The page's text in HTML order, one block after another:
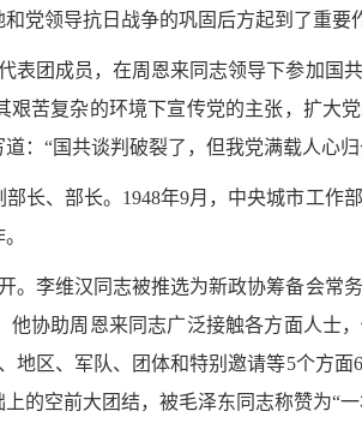
党领导抗日战争的巩固后方起到了重要
表团成员，在周恩来同志领导下参加国
苦复杂的环境下宣传党的主张，扩大
：“国共谈判破裂了，但我党满载人心归
长、部长。1948年9月，中央城市工作
。李维汉同志被推选为新政协筹备会常
协助周恩来同志广泛接触各方面人士
地区、军队、团体和特别邀请等5个方面
的空前大团结，被毛泽东同志称赞为“一